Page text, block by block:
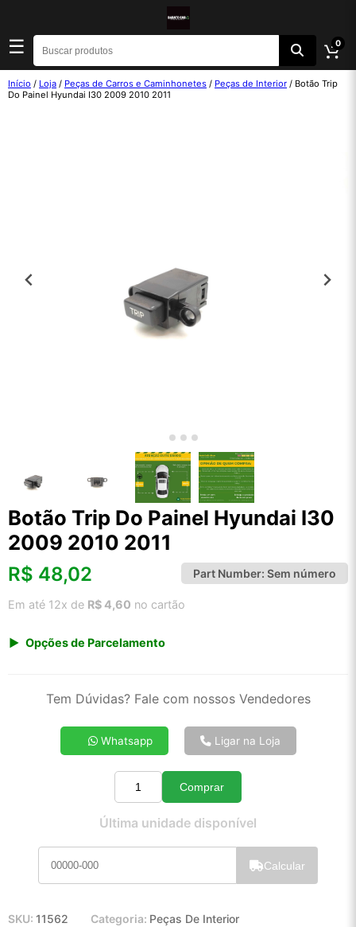
☰ 0
Início / Loja / Peças de Carros e Caminhonetes / Peças de Interior / Botão Trip
Do Painel Hyundai I30 2009 2010 2011
Botão Trip Do Painel Hyundai I30
2009 2010 2011
R$ 48,02 Part Number: Sem número
Em até 12x de R$ 4,60 no cartão
Opções de Parcelamento
2x de R$ 25,74
4x de R$ 13,06
5x de R$ 10,52
10x de R$ 5,44
11x de R$ 5,00
Tem Dúvidas? Fale com nossos Vendedores
Whatsapp Ligar na Loja
Quantidade
Comprar
Última unidade disponível
Calcular
SKU: 11562 Categoria: Peças De Interior